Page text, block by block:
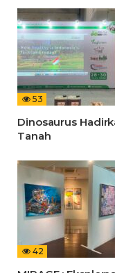
53
Dinosaurus
Tanah
42